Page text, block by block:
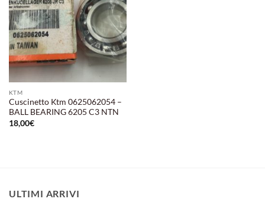
KTM
Cuscinetto Ktm 0625062054 –
BALL BEARING 6205 C3 NTN
18,00€
ULTIMI ARRIVI